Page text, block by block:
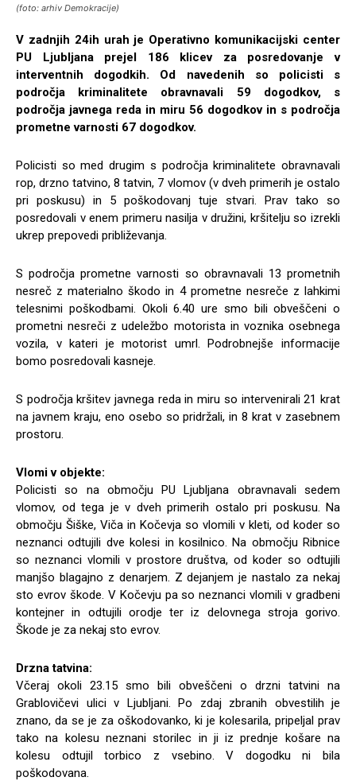
(foto: arhiv Demokracije)
V zadnjih 24ih urah je Operativno komunikacijski center
PU Ljubljana prejel 186 klicev za posredovanje v
interventnih dogodkih. Od navedenih so policisti s
področja kriminalitete obravnavali 59 dogodkov, s
področja javnega reda in miru 56 dogodkov in s področja
prometne varnosti 67 dogodkov.
Policisti so med drugim s področja kriminalitete obravnavali
rop, drzno tatvino, 8 tatvin, 7 vlomov (v dveh primerih je ostalo
pri poskusu) in 5 poškodovanj tuje stvari. Prav tako so
posredovali v enem primeru nasilja v družini, kršitelju so izrekli
ukrep prepovedi približevanja.
S področja prometne varnosti so obravnavali 13 prometnih
nesreč z materialno škodo in 4 prometne nesreče z lahkimi
telesnimi poškodbami. Okoli 6.40 ure smo bili obveščeni o
prometni nesreči z udeležbo motorista in voznika osebnega
vozila, v kateri je motorist umrl. Podrobnejše informacije
bomo posredovali kasneje.
S področja kršitev javnega reda in miru so intervenirali 21 krat
na javnem kraju, eno osebo so pridržali, in 8 krat v zasebnem
prostoru.
Vlomi v objekte:
Policisti so na območju PU Ljubljana obravnavali sedem
vlomov, od tega je v dveh primerih ostalo pri poskusu. Na
območju Šiške, Viča in Kočevja so vlomili v kleti, od koder so
neznanci odtujili dve kolesi in kosilnico. Na območju Ribnice
so neznanci vlomili v prostore društva, od koder so odtujili
manjšo blagajno z denarjem. Z dejanjem je nastalo za nekaj
sto evrov škode. V Kočevju pa so neznanci vlomili v gradbeni
kontejner in odtujili orodje ter iz delovnega stroja gorivo.
Škode je za nekaj sto evrov.
Drzna tatvina:
Včeraj okoli 23.15 smo bili obveščeni o drzni tatvini na
Grablovičevi ulici v Ljubljani. Po zdaj zbranih obvestilih je
znano, da se je za oškodovanko, ki je kolesarila, pripeljal prav
tako na kolesu neznani storilec in ji iz prednje košare na
kolesu odtujil torbico z vsebino. V dogodku ni bila
poškodovana.